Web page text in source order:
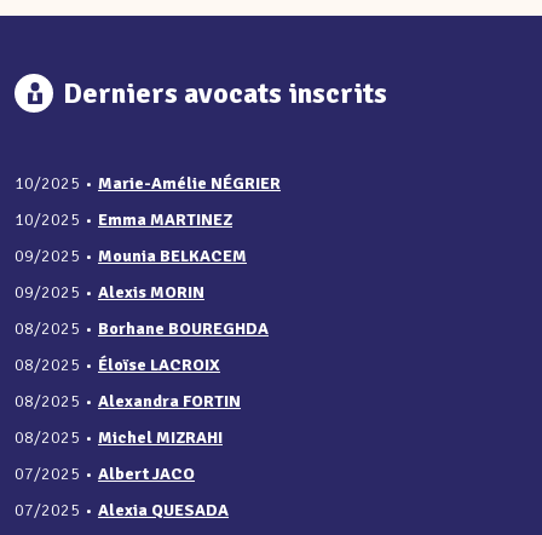
Derniers avocats inscrits
10/2025 • Marie-Amélie NÉGRIER
10/2025 • Emma MARTINEZ
09/2025 • Mounia BELKACEM
09/2025 • Alexis MORIN
08/2025 • Borhane BOUREGHDA
08/2025 • Éloïse LACROIX
08/2025 • Alexandra FORTIN
08/2025 • Michel MIZRAHI
07/2025 • Albert JACO
07/2025 • Alexia QUESADA